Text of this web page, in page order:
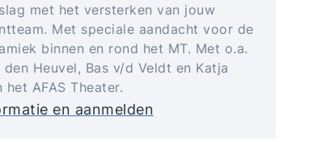
met het versterken van jouw
Met speciale aandacht voor de
binnen en rond het MT. Met o.a.
den Heuvel, Bas v/d Veldt en Katja
AFAS Theater.
en aanmelden